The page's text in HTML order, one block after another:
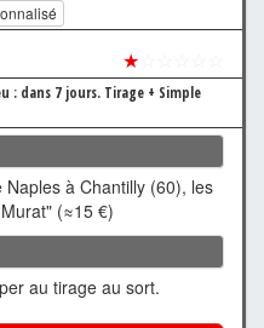
★
: dans 7 jours. Tirage + Simple
Naples à Chantilly (60), les
(≈15 €)
au tirage au sort.